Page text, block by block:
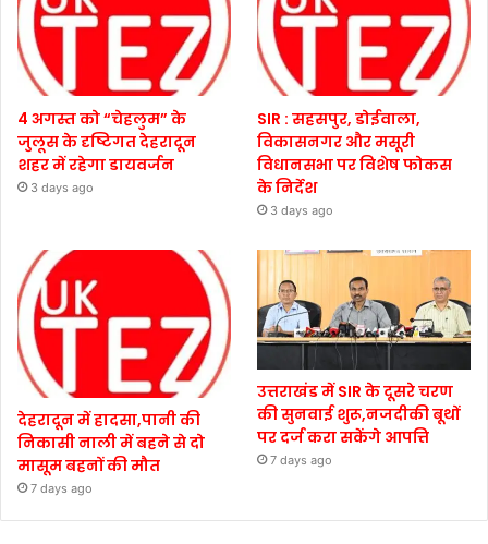
4 अगस्त को “चेहलुम” के
जुलूस के दृष्टिगत देहरादून
शहर में रहेगा डायवर्जन
3 days ago
SIR : सहसपुर, डोईवाला,
विकासनगर और मसूरी
विधानसभा पर विशेष फोकस
के निर्देश
3 days ago
देहरादून में हादसा,पानी की
निकासी नाली में बहने से दो
मासूम बहनों की मौत
7 days ago
उत्तराखंड में SIR के दूसरे चरण
की सुनवाई शुरू,नजदीकी बूथों
पर दर्ज करा सकेंगे आपत्ति
7 days ago